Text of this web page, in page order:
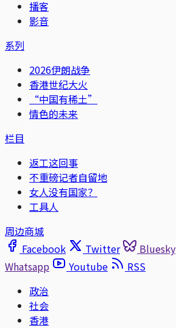
播客
影音
系列
2026伊朗战争
香港世纪大火
“中国有稀土”
情色的未来
栏目
返工这回事
不重磅记者自留地
女人没有国家？
工具人
周边商城
Facebook
Twitter Bluesky
Whatsapp
Youtube
RSS
政治
社会
香港